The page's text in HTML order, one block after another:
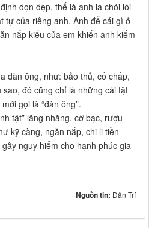
dọn dẹp, thế là anh la chói lói
tự của riêng anh. Anh để cái gì ở
nắp kiểu của em khiến anh kiếm
đàn ông, như: bảo thủ, cố chấp,
đó cũng chỉ là những cái tật
gọi là “đàn ông”.
tật” lăng nhăng, cờ bạc, rượu
kỹ càng, ngăn nắp, chi li tiền
nguy hiểm cho hạnh phúc gia
Nguồn tin: Dân Trí